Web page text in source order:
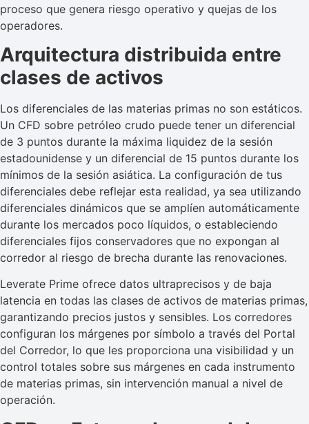
proceso que genera riesgo operativo y quejas de los
operadores.
Arquitectura distribuida entre
clases de activos
Los diferenciales de las materias primas no son estáticos.
Un CFD sobre petróleo crudo puede tener un diferencial
de 3 puntos durante la máxima liquidez de la sesión
estadounidense y un diferencial de 15 puntos durante los
mínimos de la sesión asiática. La configuración de tus
diferenciales debe reflejar esta realidad, ya sea utilizando
diferenciales dinámicos que se amplíen automáticamente
durante los mercados poco líquidos, o estableciendo
diferenciales fijos conservadores que no expongan al
corredor al riesgo de brecha durante las renovaciones.
Leverate Prime ofrece datos ultraprecisos y de baja
latencia en todas las clases de activos de materias primas,
garantizando precios justos y sensibles. Los corredores
configuran los márgenes por símbolo a través del Portal
del Corredor, lo que les proporciona una visibilidad y un
control totales sobre sus márgenes en cada instrumento
de materias primas, sin intervención manual a nivel de
operación.